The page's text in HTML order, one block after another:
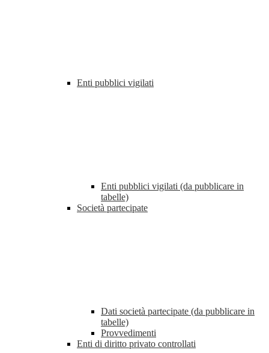
Enti pubblici vigilati
Enti pubblici vigilati (da pubblicare in
tabelle)
Società partecipate
Dati società partecipate (da pubblicare in
tabelle)
Provvedimenti
Enti di diritto privato controllati